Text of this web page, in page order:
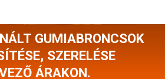
GUMIABRONCSOK
SZERELÉSE
ÁRAKON.